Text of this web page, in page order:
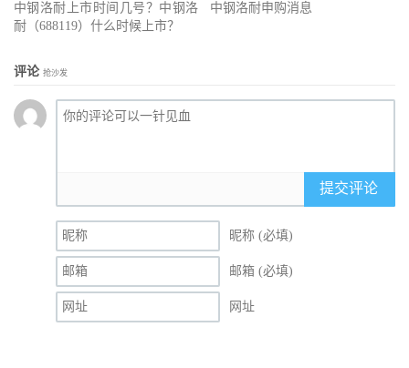
中钢洛耐上市时间几号？中钢洛
耐（688119）什么时候上市？
中钢洛耐申购消息
评论 抢沙发
提交评论
昵称 (必填)
邮箱 (必填)
网址